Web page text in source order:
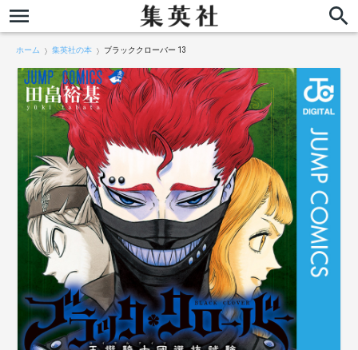
ホーム 集英社の本 ブラッククローバー 13